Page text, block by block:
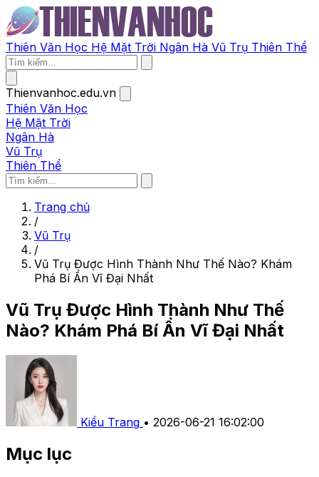
Thiên Văn Học Hệ Mặt Trời Ngân Hà Vũ Trụ Thiên Thể
Thienvanhoc.edu.vn
Thiên Văn Học
Hệ Mặt Trời
Ngân Hà
Vũ Trụ
Thiên Thể
Trang chủ
/
Vũ Trụ
/
Vũ Trụ Được Hình Thành Như Thế Nào? Khám
Phá Bí Ẩn Vĩ Đại Nhất
Vũ Trụ Được Hình Thành Như Thế
Nào? Khám Phá Bí Ẩn Vĩ Đại Nhất
Kiều Trang • 2026-06-21 16:02:00
Mục lục